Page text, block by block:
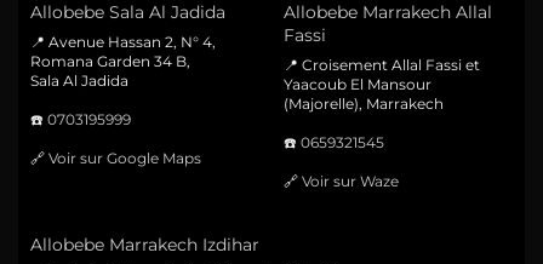
Allobebe Sala Al Jadida
📍 Avenue Hassan 2, N° 4,
Romana Garden 34 B,
Sala Al Jadida
☎️ 0703195999
🔗 Voir sur Google Maps
Allobebe Marrakech Allal
Fassi
📍 Croisement Allal Fassi et
Yaacoub El Mansour
(Majorelle), Marrakech
☎️ 0659321545
🔗 Voir sur Waze
Allobebe Marrakech Izdihar